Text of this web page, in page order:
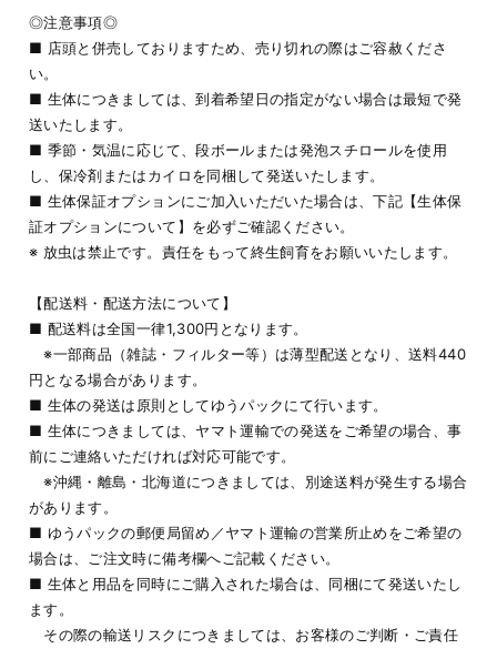
◎注意事項◎
■ 店頭と併売しておりますため、売り切れの際はご容赦くださ
い。
■ 生体につきましては、到着希望日の指定がない場合は最短で発
送いたします。
■ 季節・気温に応じて、段ボールまたは発泡スチロールを使用
し、保冷剤またはカイロを同梱して発送いたします。
■ 生体保証オプションにご加入いただいた場合は、下記【生体保
証オプションについて】を必ずご確認ください。
※ 放虫は禁止です。責任をもって終生飼育をお願いいたします。
【配送料・配送方法について】
■ 配送料は全国一律1,300円となります。
※一部商品（雑誌・フィルター等）は薄型配送となり、送料440
円となる場合があります。
■ 生体の発送は原則としてゆうパックにて行います。
■ 生体につきましては、ヤマト運輸での発送をご希望の場合、事
前にご連絡いただければ対応可能です。
※沖縄・離島・北海道につきましては、別途送料が発生する場合
があります。
■ ゆうパックの郵便局留め／ヤマト運輸の営業所止めをご希望の
場合は、ご注文時に備考欄へご記載ください。
■ 生体と用品を同時にご購入された場合は、同梱にて発送いたし
ます。
その際の輸送リスクにつきましては、お客様のご判断・ご責任